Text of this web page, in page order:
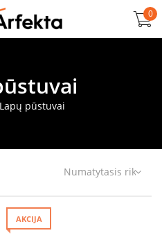
0
Lapų pūstuvai
AKCIJA